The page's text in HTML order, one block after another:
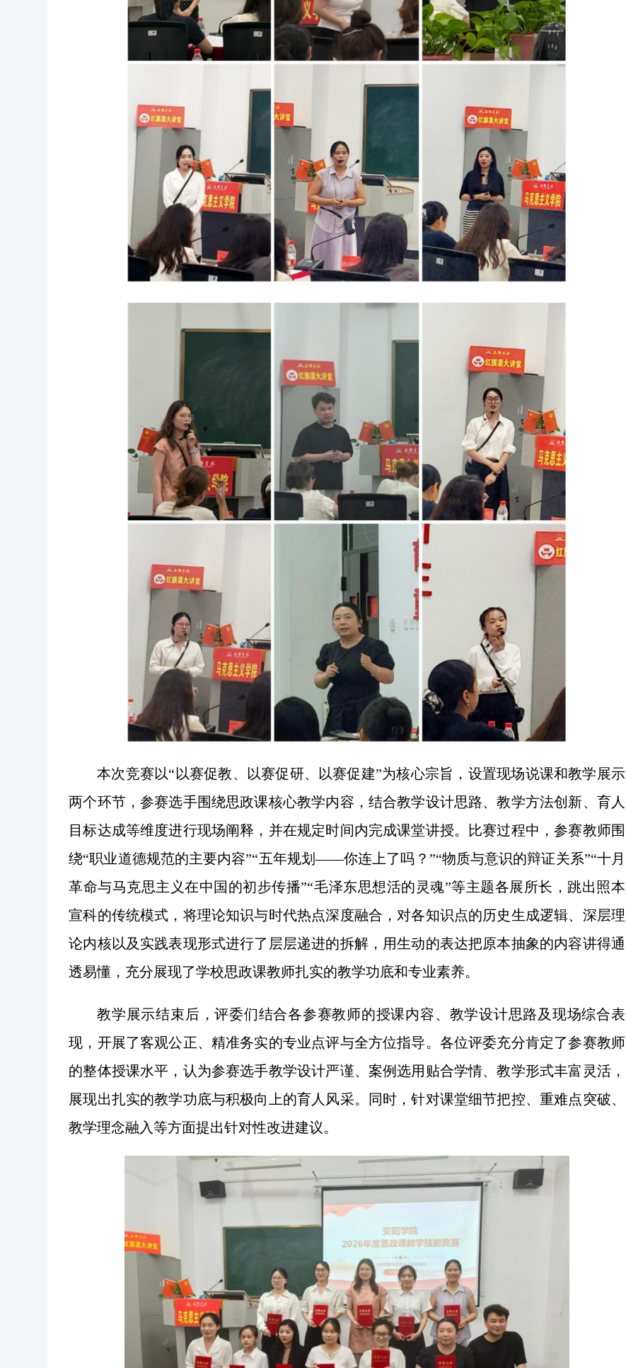
本次竞赛以“以赛促教、以赛促研、以赛促建”为核心宗旨，设置现场说课和教学展示
两个环节，参赛选手围绕思政课核心教学内容，结合教学设计思路、教学方法创新、育人
目标达成等维度进行现场阐释，并在规定时间内完成课堂讲授。比赛过程中，参赛教师围
绕“职业道德规范的主要内容”“五年规划——你连上了吗？”“物质与意识的辩证关系”“十月
革命与马克思主义在中国的初步传播”“毛泽东思想活的灵魂”等主题各展所长，跳出照本
宣科的传统模式，将理论知识与时代热点深度融合，对各知识点的历史生成逻辑、深层理
论内核以及实践表现形式进行了层层递进的拆解，用生动的表达把原本抽象的内容讲得通
透易懂，充分展现了学校思政课教师扎实的教学功底和专业素养。
教学展示结束后，评委们结合各参赛教师的授课内容、教学设计思路及现场综合表
现，开展了客观公正、精准务实的专业点评与全方位指导。各位评委充分肯定了参赛教师
的整体授课水平，认为参赛选手教学设计严谨、案例选用贴合学情、教学形式丰富灵活，
展现出扎实的教学功底与积极向上的育人风采。同时，针对课堂细节把控、重难点突破、
教学理念融入等方面提出针对性改进建议。